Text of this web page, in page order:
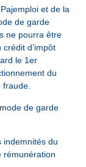
et de la
de garde
ne pourra être
d’impôt
le 1er
du
fraude.
de garde
indemnités du
rémunération